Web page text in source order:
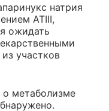
натрия
АТIII,
ожидать
участков
метаболизме